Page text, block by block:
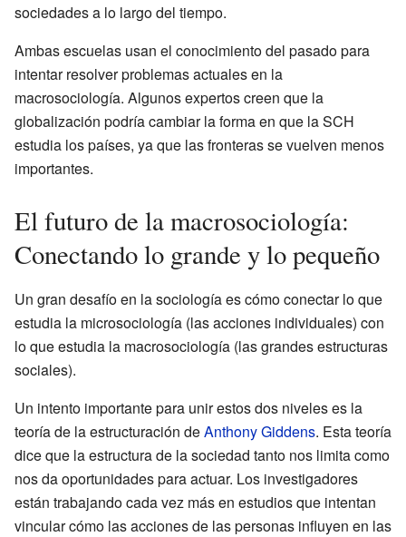
sociedades a lo largo del tiempo.
Ambas escuelas usan el conocimiento del pasado para
intentar resolver problemas actuales en la
macrosociología. Algunos expertos creen que la
globalización podría cambiar la forma en que la SCH
estudia los países, ya que las fronteras se vuelven menos
importantes.
El futuro de la macrosociología:
Conectando lo grande y lo pequeño
Un gran desafío en la sociología es cómo conectar lo que
estudia la microsociología (las acciones individuales) con
lo que estudia la macrosociología (las grandes estructuras
sociales).
Un intento importante para unir estos dos niveles es la
teoría de la estructuración deAnthony Giddens. Esta teoría
dice que la estructura de la sociedad tanto nos limita como
nos da oportunidades para actuar. Los investigadores
están trabajando cada vez más en estudios que intentan
vincular cómo las acciones de las personas influyen en las